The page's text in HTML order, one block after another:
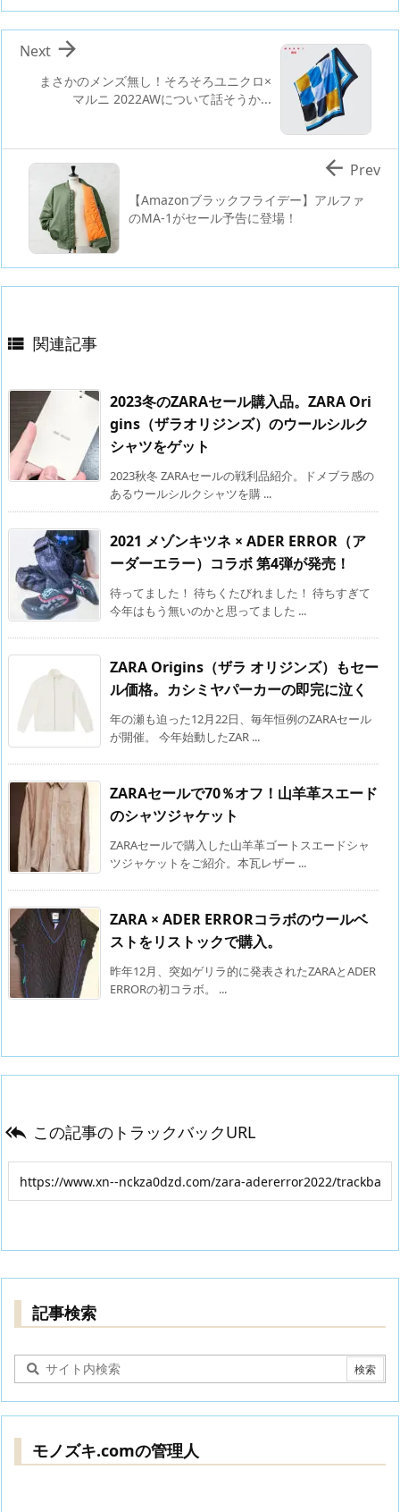
まさかのメンズ無し！そろそろユニクロ×
マルニ 2022AWについて話そうか...

Next
【Amazonブラックフライデー】アルファ
のMA-1がセール予告に登場！
 Prev
 関連記事
2023冬のZARAセール購入品。ZARA Ori
gins（ザラオリジンズ）のウールシルク
シャツをゲット
2023秋冬 ZARAセールの戦利品紹介。ドメブラ感の
あるウールシルクシャツを購 ...
2021 メゾンキツネ × ADER ERROR（ア
ーダーエラー）コラボ 第4弾が発売！
待ってました！ 待ちくたびれました！ 待ちすぎて
今年はもう無いのかと思ってました ...
ZARA Origins（ザラ オリジンズ）もセー
ル価格。カシミヤパーカーの即完に泣く
年の瀬も迫った12月22日、毎年恒例のZARAセール
が開催。 今年始動したZAR ...
ZARAセールで70％オフ！山羊革スエード
のシャツジャケット
ZARAセールで購入した山羊革ゴートスエードシャ
ツジャケットをご紹介。本瓦レザー ...
ZARA × ADER ERRORコラボのウールベ
ストをリストックで購入。
昨年12月、突如ゲリラ的に発表されたZARAとADER
ERRORの初コラボ。 ...
 この記事のトラックバックURL
記事検索
モノズキ.comの管理人